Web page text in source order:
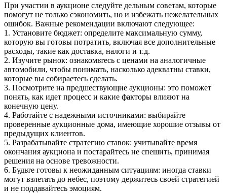
При участии в аукционе следуйте дельным советам, которые
помогут не только сэкономить, но и избежать нежелательных
ошибок. Важные рекомендации включают следующее:
1. Установите бюджет: определите максимальную сумму,
которую вы готовы потратить, включая все дополнительные
расходы, такие как доставка, налоги и т.д.
2. Изучите рынок: ознакомьтесь с ценами на аналогичные
автомобили, чтобы понимать, насколько адекватны ставки,
которые вы собираетесь сделать.
3. Посмотрите на предшествующие аукционы: это поможет
понять, как идет процесс и какие факторы влияют на
конечную цену.
4. Работайте с надежными источниками: выбирайте
проверенные аукционные дома, имеющие хорошие отзывы от
предыдущих клиентов.
5. Разрабатывайте стратегию ставок: учитывайте время
окончания аукциона и постарайтесь не спешить, принимая
решения на основе тревожности.
6. Будьте готовы к неожиданным ситуациям: иногда ставки
могут взлетать до небес, поэтому держитесь своей стратегией
и не поддавайтесь эмоциям.